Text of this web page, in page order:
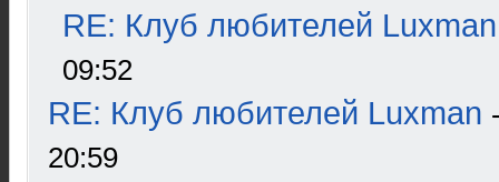
RE: Клуб любителей Luxman
09:52
RE: Клуб любителей Luxman
20:59